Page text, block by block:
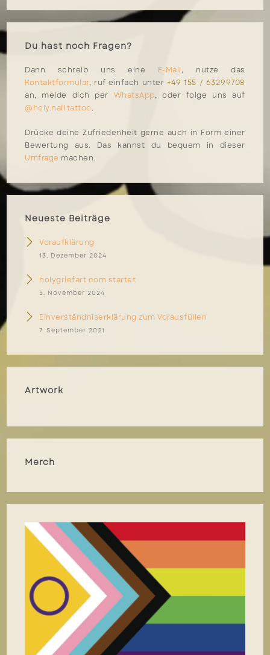
Du hast noch Fragen?
Dann schreib uns eine E-Mail, nutze das
Kontaktformular, ruf einfach unter +49 155 / 63299708
an, melde dich per WhatsApp, oder folge uns auf
@holy.nail.tattoo.
Drücke deine Zufriedenheit gerne auch in Form einer
Bewertung aus. Das kannst du bequem in dieser
Umfrage machen.
Neueste Beiträge
Voraufklärung
13. Dezember 2024
holygriefart.com startet
5. November 2024
Einverständniserklärung zum Vorausfüllen
7. September 2021
Artwork
Merch